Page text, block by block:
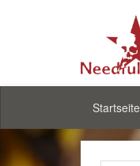
Startseite